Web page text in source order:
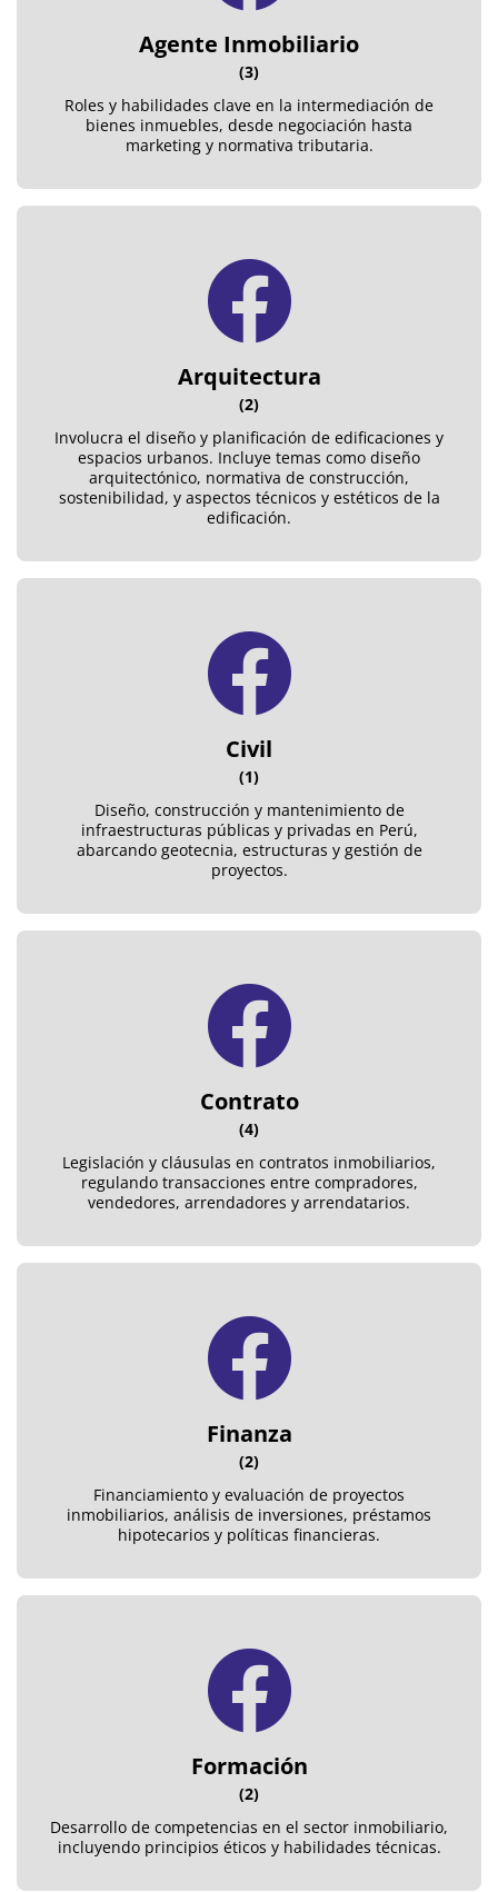
Agente Inmobiliario
(3)
Roles y habilidades clave en la intermediación de
bienes inmuebles, desde negociación hasta
marketing y normativa tributaria.
Arquitectura
(2)
Involucra el diseño y planificación de edificaciones y
espacios urbanos. Incluye temas como diseño
arquitectónico, normativa de construcción,
sostenibilidad, y aspectos técnicos y estéticos de la
edificación.
Civil
(1)
Diseño, construcción y mantenimiento de
infraestructuras públicas y privadas en Perú,
abarcando geotecnia, estructuras y gestión de
proyectos.
Contrato
(4)
Legislación y cláusulas en contratos inmobiliarios,
regulando transacciones entre compradores,
vendedores, arrendadores y arrendatarios.
Finanza
(2)
Financiamiento y evaluación de proyectos
inmobiliarios, análisis de inversiones, préstamos
hipotecarios y políticas financieras.
Formación
(2)
Desarrollo de competencias en el sector inmobiliario,
incluyendo principios éticos y habilidades técnicas.